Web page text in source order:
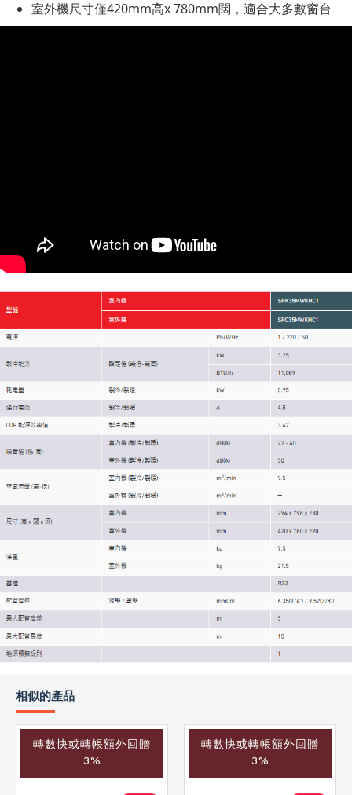
室外機尺寸僅420mm高x 780mm闊，適合大多數窗台
相似的產品
轉數快或轉帳額外回贈
3%
轉數快或轉帳額外回贈
3%